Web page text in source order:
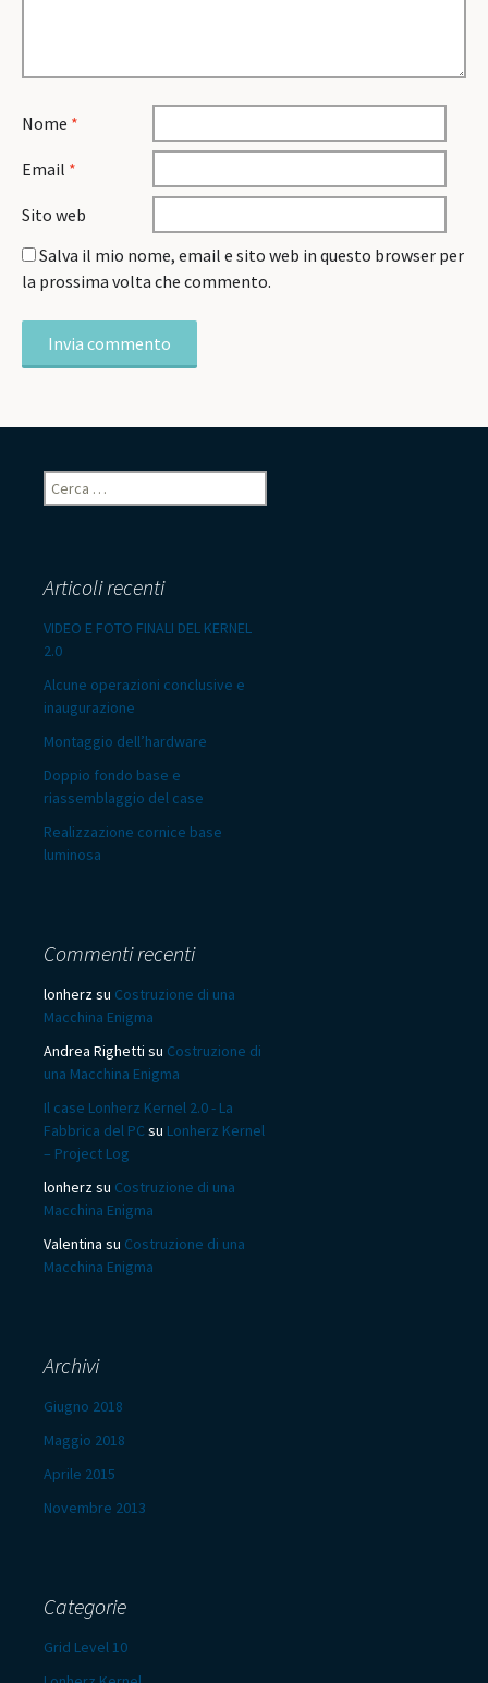
Nome *
Email *
Sito web
Salva il mio nome, email e sito web in questo browser per
la prossima volta che commento.
Ricerca
per:
Articoli recenti
VIDEO E FOTO FINALI DEL KERNEL
2.0
Alcune operazioni conclusive e
inaugurazione
Montaggio dell’hardware
Doppio fondo base e
riassemblaggio del case
Realizzazione cornice base
luminosa
Commenti recenti
lonherzsu Costruzione di una
Macchina Enigma
Andrea Righetti su Costruzione di
una Macchina Enigma
Il case Lonherz Kernel 2.0 - La
Fabbrica del PCsu Lonherz Kernel
– Project Log
lonherzsu Costruzione di una
Macchina Enigma
Valentina su Costruzione di una
Macchina Enigma
Archivi
Giugno 2018
Maggio 2018
Aprile 2015
Novembre 2013
Categorie
Grid Level 10